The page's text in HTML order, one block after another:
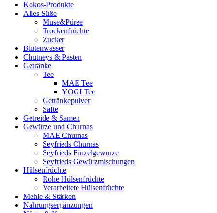
Kokos-Produkte
Alles Süße
Muse&Püree
Trockenfrüchte
Zucker
Blütenwasser
Chutneys & Pasten
Getränke
Tee
MAE Tee
YOGI Tee
Getränkepulver
Säfte
Getreide & Samen
Gewürze und Churnas
MAE Churnas
Seyfrieds Churnas
Seyfrieds Einzelgewürze
Seyfrieds Gewürzmischungen
Hülsenfrüchte
Rohe Hülsenfrüchte
Verarbeitete Hülsenfrüchte
Mehle & Stärken
Nahrungsergänzungen